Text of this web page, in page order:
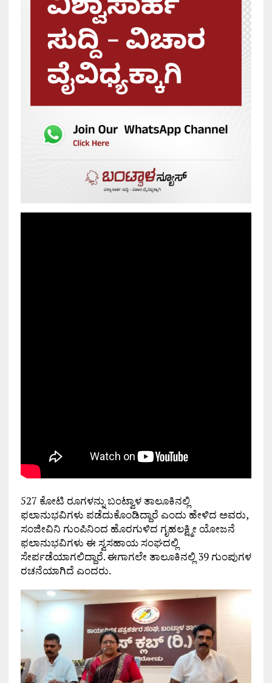
527 ಕೋಟಿ ರೂಗಳನ್ನು ಬಂಟ್ವಾಳ ತಾಲೂಕಿನಲ್ಲಿ
ಫಲಾನುಭವಿಗಳು ಪಡೆದುಕೊಂಡಿದ್ದಾರೆ ಎಂದು ಹೇಳಿದ ಅವರು,
ಸಂಜೀವಿನಿ ಗುಂಪಿನಿಂದ ಹೊರಗುಳಿದ ಗೃಹಲಕ್ಷ್ಮೀ ಯೋಜನೆ
ಫಲಾನುಭವಿಗಳು ಈ ಸ್ವಸಹಾಯ ಸಂಘದಲ್ಲಿ
ಸೇರ್ಪಡೆಯಾಗಲಿದ್ದಾರೆ. ಈಗಾಗಲೇ ತಾಲೂಕಿನಲ್ಲಿ 39 ಗುಂಪುಗಳ
ರಚನೆಯಾಗಿದೆ ಎಂದರು.